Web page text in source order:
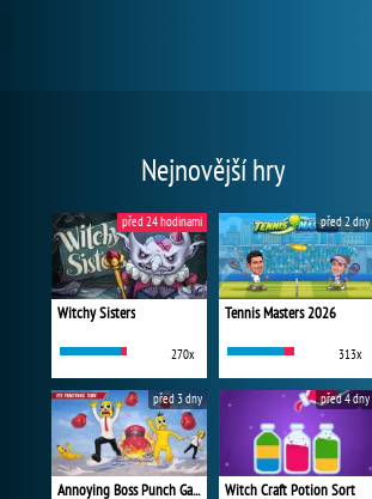
Nejnovější hry
Witchy Sisters
270x
před 24 hodinami
Tennis Masters 2026
313x
před 2 dny
Annoying Boss Punch Game
před 3 dny
Witch Craft Potion Sort
před 4 dny